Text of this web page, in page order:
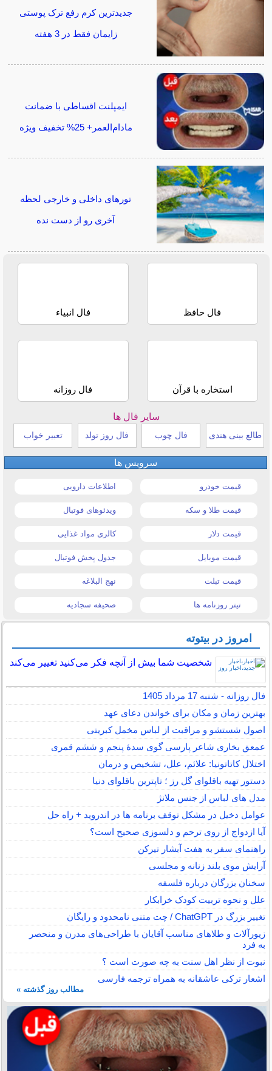
جدیدترین کرم رفع ترک پوستی
زایمان فقط در 3 هفته
ایمپلنت اقساطی با ضمانت
مادام‌العمر+ 25% تخفیف ویژه
تورهای داخلی و خارجی لحظه
آخری رو از دست نده
فال حافظ فال انبیاء
استخاره با قرآن فال روزانه
سایر فال ها
طالع بینی هندی فال چوب فال روز تولد تعبیر خواب
سرویس ها
قیمت خودرو اطلاعات دارویی
قیمت طلا و سکه ویدئوهای فوتبال
قیمت دلار کالری مواد غذایی
قیمت موبایل جدول پخش فوتبال
قیمت تبلت نهج البلاغه
تیتر روزنامه ها صحیفه سجادیه
امروز در بیتوته
شخصیت شما بیش از آنچه فکر می‌کنید تغییر می‌کند
فال روزانه - شنبه 17 مرداد 1405
بهترین زمان و مکان برای خواندن دعای عهد
اصول شستشو و مراقبت از لباس مخمل کبریتی
عمعق بخاری شاعر پارسی گوی سدهٔ پنجم و ششم قمری
اختلال کاتاتونیا: علائم، علل، تشخیص و درمان
دستور تهیه باقلوای گل رز ؛ تاپترین باقلوای دنیا
مدل های لباس از جنس ملانژ
عوامل دخیل در مشکل توقف برنامه ها در اندروید + راه حل
آیا ازدواج از روی ترحم و دلسوزی صحیح است؟
راهنمای سفر به هفت آبشار تیرکن
آرایش موی بلند زنانه و مجلسی
سخنان بزرگان درباره فلسفه
علل و نحوه تربیت کودک خرابکار
تغییر بزرگ در ChatGPT / چت متنی نامحدود و رایگان
زیورآلات و طلاهای مناسب آقایان با طراحی‌های مدرن و منحصر
به فرد
نبوت از نظر اهل سنت به چه صورت است ؟
اشعار ترکی عاشقانه به همراه ترجمه فارسی
مطالب روز گذشته »